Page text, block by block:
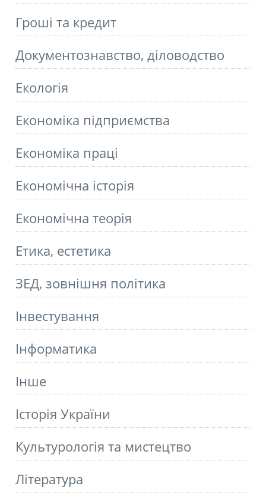
Гроші та кредит
Документознавство, діловодство
Екологія
Економіка підприємства
Економіка праці
Економічна історія
Економічна теорія
Етика, естетика
ЗЕД, зовнішня політика
Інвестування
Інформатика
Інше
Історія України
Культурологія та мистецтво
Літературa